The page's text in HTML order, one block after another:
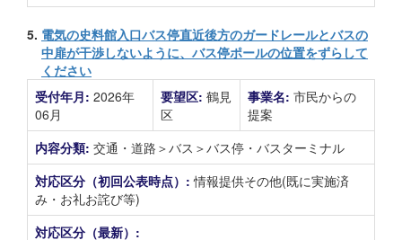
5. 電気の史料館入口バス停直近後方のガードレールとバスの
中扉が干渉しないように、バス停ポールの位置をずらして
ください
受付年月: 2026年
06月
要望区: 鶴見
区
事業名: 市民からの
提案
内容分類: 交通・道路＞バス＞バス停・バスターミナル
対応区分（初回公表時点）:情報提供その他(既に実施済
み・お礼お詫び等)
対応区分（最新）: